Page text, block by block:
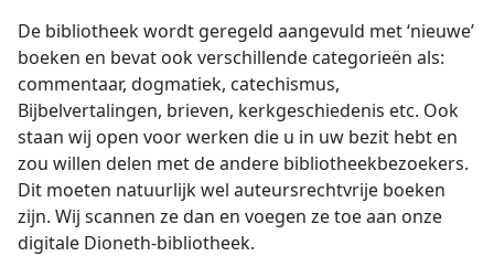
De bibliotheek wordt geregeld aangevuld met ‘nieuwe’
boeken en bevat ook verschillende categorieën als:
commentaar, dogmatiek, catechismus,
Bijbelvertalingen, brieven, kerkgeschiedenis etc. Ook
staan wij open voor werken die u in uw bezit hebt en
zou willen delen met de andere bibliotheekbezoekers.
Dit moeten natuurlijk wel auteursrechtvrije boeken
zijn. Wij scannen ze dan en voegen ze toe aan onze
digitale Dioneth-bibliotheek.